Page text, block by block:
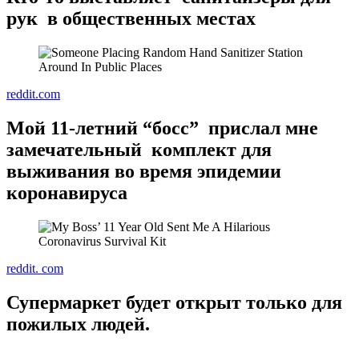
рук в общественных местах
reddit.com
Мой 11-летний “босс” прислал мне
замечательный комплект для
выживания во время эпидемии
коронавируса
reddit. com
Супермаркет будет открыт только для
пожилых людей.